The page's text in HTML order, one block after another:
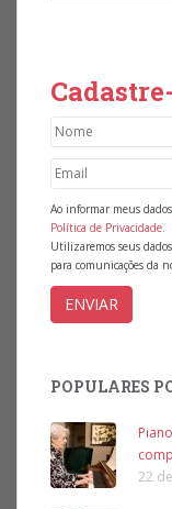
Ao informar meus
Política de Privacidade.
Utilizaremos seus
para comunicações da
POPULARES
22